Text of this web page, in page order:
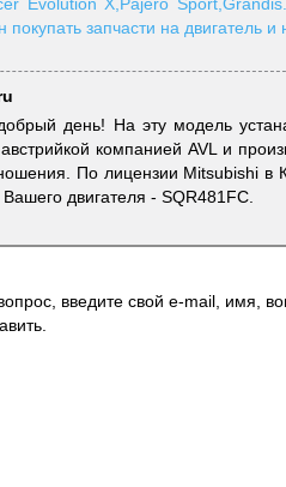
покупать запчасти на двигатель и
день! На эту модель
компанией AVL и
По лицензии Mitsubishi
двигателя - SQR481FC.
введите свой e-mail, имя,